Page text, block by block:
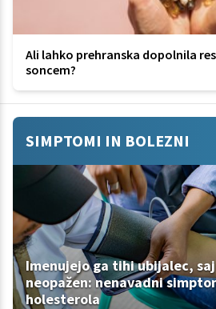
Ali lahko prehranska dopolnila
soncem?
SIMPTOMI IN BOLEZNI
Imenujejo ga tihi ubijalec,
neopažen: nenavadni
holesterola